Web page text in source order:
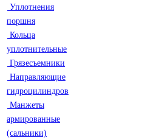
Уплотнения
поршня
Кольца
уплотнительные
Грязесъемники
Направляющие
гидроцилиндров
Манжеты
армированные
(сальники)